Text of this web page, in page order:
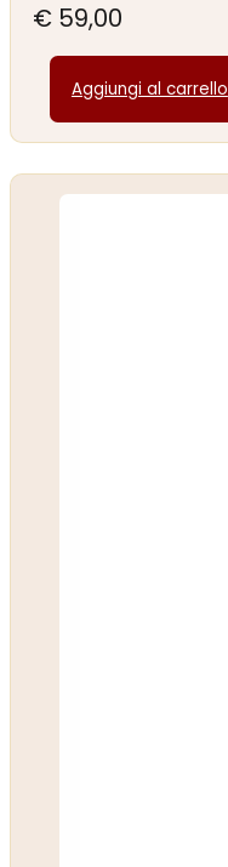
€ 59,00
Aggiungi al carrello